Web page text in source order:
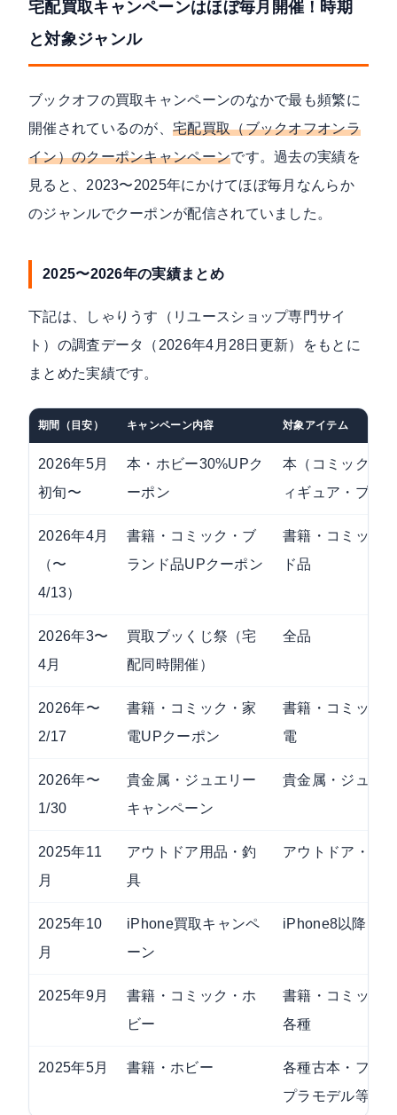
宅配買取キャンペーンはほぼ毎月開催！時期
と対象ジャンル
ブックオフの買取キャンペーンのなかで最も頻繁に
開催されているのが、宅配買取（ブックオフオンラ
イン）のクーポンキャンペーンです。過去の実績を
見ると、2023〜2025年にかけてほぼ毎月なんらか
のジャンルでクーポンが配信されていました。
2025〜2026年の実績まとめ
下記は、しゃりうす（リユースショップ専門サイ
ト）の調査データ（2026年4月28日更新）
をもとに
まとめた実績です。
期間（目安） キャンペーン内容 対象アイテム
2026年5月
初旬〜
本・ホビー30%UPク
ーポン
本（コミック含
ィギュア・プラ
2026年4月
（〜
4/13）
書籍・コミック・ブ
ランド品UPクーポン
書籍・コミック
ド品
2026年3〜
4月
買取ブッくじ祭（宅
配同時開催）
全品
2026年〜
2/17
書籍・コミック・家
電UPクーポン
書籍・コミック
電
2026年〜
1/30
貴金属・ジュエリー
キャンペーン
貴金属・ジュエ
2025年11
月
アウトドア用品・釣
具
アウトドア・釣
2025年10
月
iPhone買取キャンペ
ーン
iPhone8以降
2025年9月
書籍・コミック・ホ
ビー
書籍・コミック
各種
2025年5月 書籍・ホビー
各種古本・フィ
プラモデル等